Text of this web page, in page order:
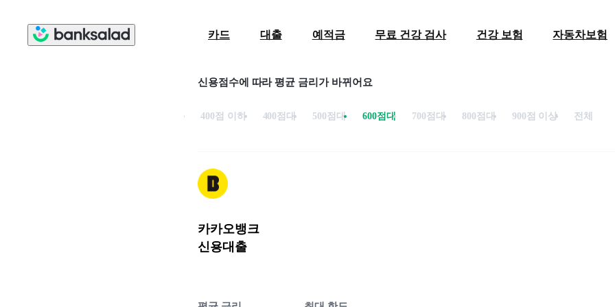
카드 대출 예적금 무료 건강 검사 건강 보험 자동차보험
신용점수에 따라 평균 금리가 바뀌어요
400점 이하 400점대 500점대 600점대 700점대 800점대 900점 이상 전체
카카오뱅크
신용대출